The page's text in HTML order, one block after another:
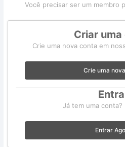
Você precisar ser um membro
Criar
Crie uma nova conta em
Crie uma
Já tem uma conta?
Entrar